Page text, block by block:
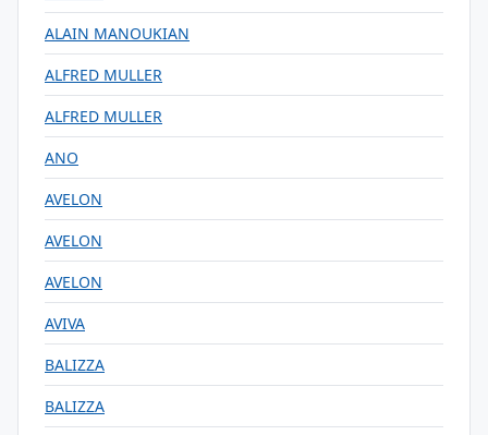
ALAIN MANOUKIAN
ALFRED MULLER
ALFRED MULLER
ANO
AVELON
AVELON
AVELON
AVIVA
BALIZZA
BALIZZA